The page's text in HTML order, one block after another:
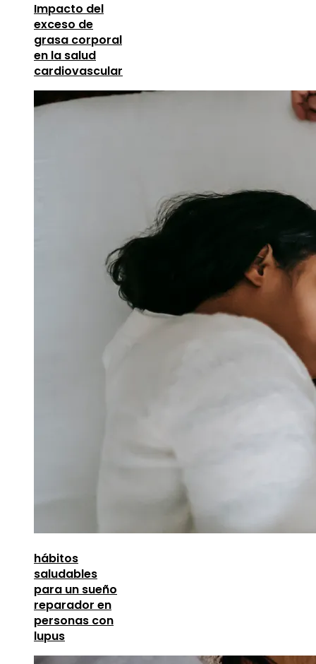
Impacto del
exceso de
grasa corporal
en la salud
cardiovascular
hábitos
saludables
para un sueño
reparador en
personas con
lupus